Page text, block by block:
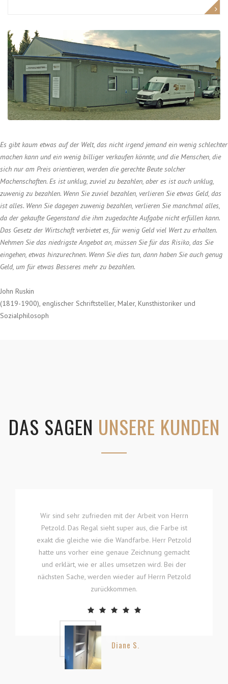
Es gibt kaum etwas auf der Welt, das nicht irgend jemand ein wenig schlechter
machen kann und ein wenig billiger verkaufen könnte, und die Menschen, die
sich nur am Preis orientieren, werden die gerechte Beute solcher
Machenschaften. Es ist unklug, zuviel zu bezahlen, aber es ist auch unklug,
zuwenig zu bezahlen. Wenn Sie zuviel bezahlen, verlieren Sie etwas Geld, das
ist alles. Wenn Sie dagegen zuwenig bezahlen, verlieren Sie manchmal alles,
da der gekaufte Gegenstand die ihm zugedachte Aufgabe nicht erfüllen kann.
Das Gesetz der Wirtschaft verbietet es, für wenig Geld viel Wert zu erhalten.
Nehmen Sie das niedrigste Angebot an, müssen Sie für das Risiko, das Sie
eingehen, etwas hinzurechnen. Wenn Sie dies tun, dann haben Sie auch genug
Geld, um für etwas Besseres mehr zu bezahlen.
John Ruskin
(1819-1900), englischer Schriftsteller, Maler, Kunsthistoriker und
Sozialphilosoph
DAS SAGEN UNSERE KUNDEN
Wir sind sehr zufrieden mit der Arbeit von Herrn
Petzold. Das Regal sieht super aus, die Farbe ist
exakt die gleiche wie die Wandfarbe. Herr Petzold
hatte uns vorher eine genaue Zeichnung gemacht
und erklärt, wie er alles umsetzen wird. Bei der
nächsten Sache, werden wieder auf Herrn Petzold
zurückkommen.
Diane S.